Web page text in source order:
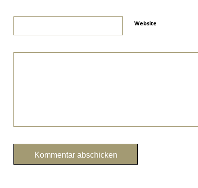
Website